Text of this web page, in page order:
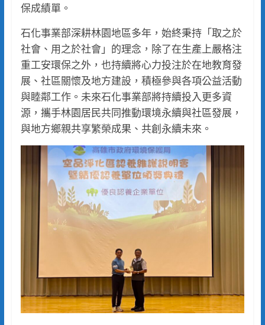
保成績單。
石化事業部深耕林園地區多年，始終秉持「取之於
社會、用之於社會」的理念，除了在生產上嚴格注
重工安環保之外，也持續將心力投注於在地教育發
展、社區關懷及地方建設，積極參與各項公益活動
與睦鄰工作。未來石化事業部將持續投入更多資
源，攜手林園居民共同推動環境永續與社區發展，
與地方鄉親共享繁榮成果、共創永續未來。